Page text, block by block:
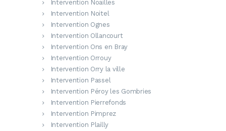
Intervention Noailles
Intervention Noitel
Intervention Ognes
Intervention Ollancourt
Intervention Ons en Bray
Intervention Orrouy
Intervention Orry la ville
Intervention Passel
Intervention Péroy les Gombries
Intervention Pierrefonds
Intervention Pimprez
Intervention Plailly